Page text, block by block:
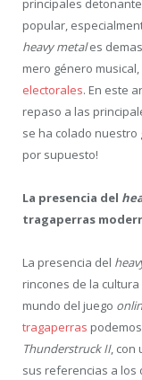
principales
popular,
heavy metales
mero género musical,
electorales. En este
repaso a las
se ha colado nuestro
por supuesto!
La presencia del
tragaperras
La presencia del
rincones de la
mundo del juego
tragaperras
Thunderstruck II, con
sus referencias a los